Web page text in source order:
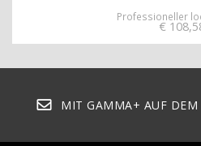
Professioneller
€
MIT GAMMA+ AUF